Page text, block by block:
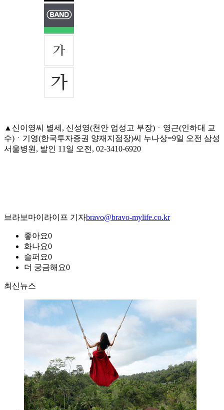
▲신이영씨 별세, 신성영(천안 업성고 부장)ㆍ영근(인하대 교
수)ㆍ기영(한국투자증권 양재지점장)씨 누나상=9일 오전 삼성
서울병원, 발인 11일 오전, 02-3410-6920
브라보마이라이프 기자bravo@bravo-mylife.co.kr
좋아요0
화나요0
슬퍼요0
더 궁금해요0
최신뉴스